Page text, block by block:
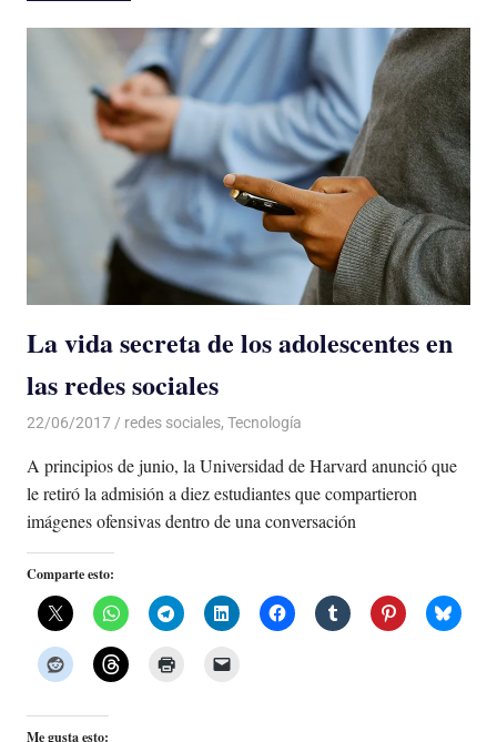
La vida secreta de los adolescentes en
las redes sociales
22/06/2017 De todo un Poco
redes sociales, Tecnología
A principios de junio, la Universidad de Harvard anunció que
le retiró la admisión a diez estudiantes que compartieron
imágenes ofensivas dentro de una conversación
Comparte esto:
Me gusta esto: